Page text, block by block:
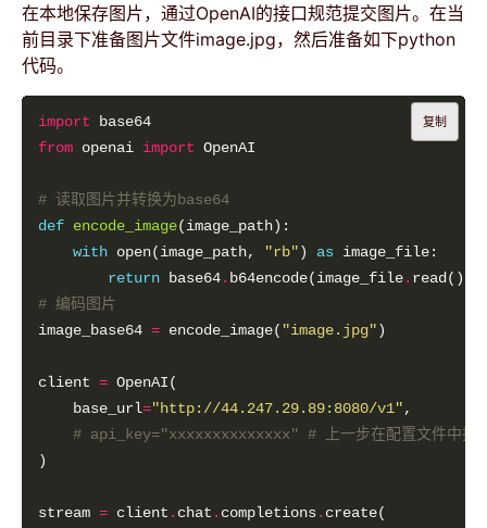
在本地保存图片，通过OpenAI的接口规范提交图片。在当
前目录下准备图片文件image.jpg，然后准备如下python
代码。
import
from openai import
# 读取图片并转换为base64
def encode_image
with open(image_path, "rb") as
return base64. b64encode(image_file. read())
# 编码图片
image_base64 = encode_image( "image.jpg"
client =
    base_url
="http://44.247.29.89:8080/v1"
# api_key="xxxxxxxxxxxxxx" # 上一步在配置文件中指定
stream = client . chat . completions.
复制